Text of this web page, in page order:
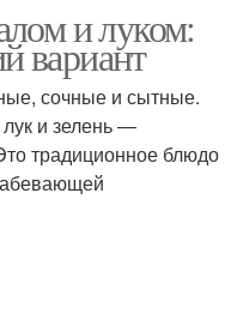
и луком:
вариант
сочные и сытные.
и зелень —
традиционное блюдо